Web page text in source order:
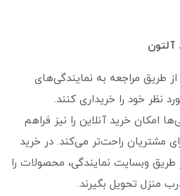
آلتون
طریق مراجعه به نمایندگی‌های
نظر خود را خریداری کنند.
امکان خرید آنلاین را نیز فراهم
مشتریان راحت‌تر می‌کند. در خرید
طریق وبسایت نمایندگی، محصولات را
منزل تحویل بگیرند.